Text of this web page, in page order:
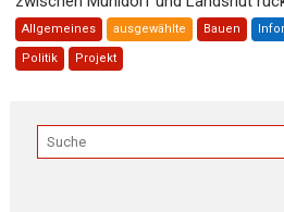
Allgemeines ausgewählte Bauen
Politik Projekt